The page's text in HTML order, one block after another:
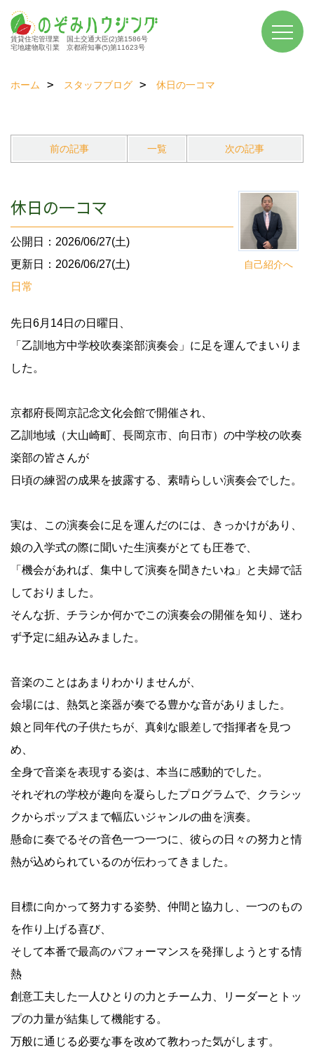
賃貸住宅管理業 国土交通大臣(2)第1586号
宅地建物取引業 京都府知事(5)第11623号
ホーム スタッフブログ 休日の一コマ
前の記事 一覧 次の記事
自己紹介へ
休日の一コマ
公開日：2026/06/27(土)
更新日：2026/06/27(土)
日常
先日6月14日の日曜日、
「 乙訓地方中学校吹奏楽部演奏会 」に足を運んでまいりま
した。
京都府長岡京記念文化会館で開催され、
乙訓地域（大山崎町、長岡京市、向日市）の中学校の吹奏
楽部の皆さんが
日頃の練習の成果を披露する、素晴らしい演奏会でした。
実は、この演奏会に足を運んだのには、きっかけがあり、
娘の入学式の際に聞いた生演奏がとても圧巻で、
「機会があれば、集中して演奏を聞きたいね」
と夫婦で話
しておりました。
そんな折、チラシか何かでこの演奏会の開催を知り、迷わ
ず予定に組み込みました。
音楽のことはあまりわかりませんが、
会場には、熱気と楽器が奏でる豊かな音がありました。
娘と同年代の子供たちが、真剣な眼差しで指揮者を見つ
め、
全身で音楽を表現する姿は、本当に感動的でした。
それぞれの学校が趣向を凝らしたプログラムで、クラシッ
クからポップスまで幅広いジャンルの曲を演奏。
懸命に奏でるその音色一つ一つに、彼らの日々の努力と情
熱が込められているのが伝わってきました。
目標に向かって努力する姿勢、仲間と協力し、一つのもの
を作り上げる喜び、
そして本番で最高のパフォーマンスを発揮しようとする情
熱
創意工夫した一人ひとりの力とチーム力、リーダーとトッ
プの力量が結集して機能する。
万般に通じる必要な事を改めて教わった気がします。